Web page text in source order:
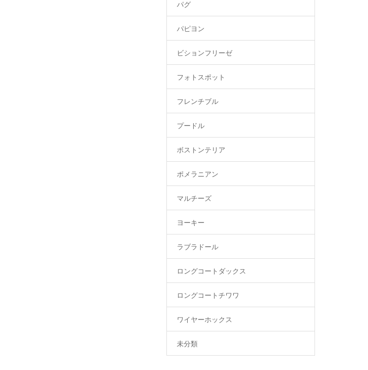
パグ
パピヨン
ビションフリーゼ
フォトスポット
フレンチブル
プードル
ボストンテリア
ポメラニアン
マルチーズ
ヨーキー
ラブラドール
ロングコートダックス
ロングコートチワワ
ワイヤーホックス
未分類